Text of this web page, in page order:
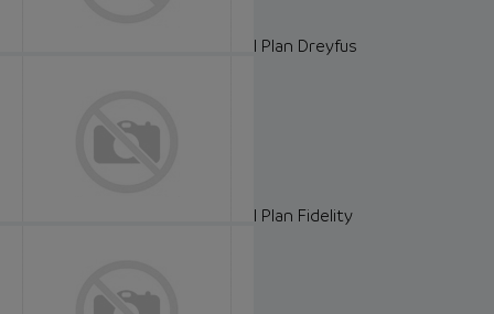
I Plan Dreyfus
I Plan Fidelity